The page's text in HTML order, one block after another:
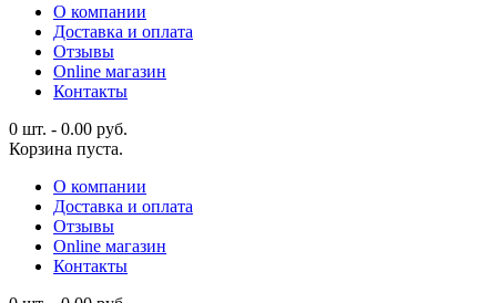
О компании
Доставка и оплата
Отзывы
Online магазин
Контакты
0 шт. - 0.00 руб.
Корзина пуста.
О компании
Доставка и оплата
Отзывы
Online магазин
Контакты